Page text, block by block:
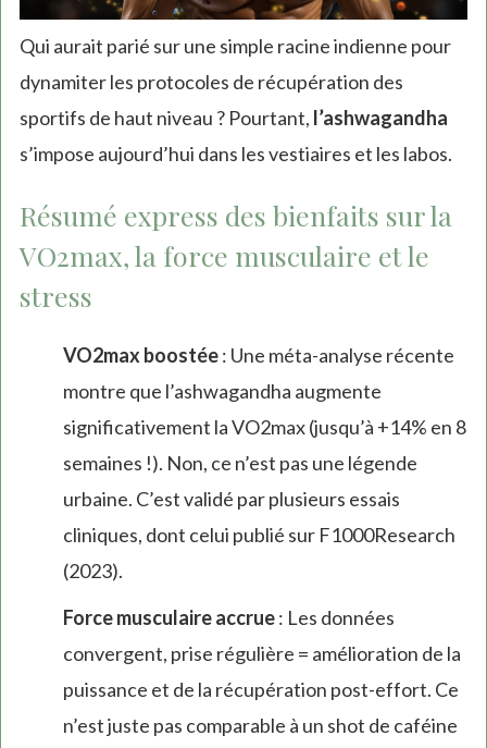
Qui aurait parié sur une simple racine indienne pour
dynamiter les protocoles de récupération des
sportifs de haut niveau ? Pourtant, l’ashwagandha
s’impose aujourd’hui dans les vestiaires et les labos.
Résumé express des bienfaits sur la
VO2max, la force musculaire et le
stress
VO2max boostée: Une méta-analyse récente
montre que l’ashwagandha augmente
significativement la VO2max (jusqu’à +14% en 8
semaines !). Non, ce n’est pas une légende
urbaine. C’est validé par plusieurs essais
cliniques, dont celui publié sur F1000Research
(2023).
Force musculaire accrue: Les données
convergent, prise régulière = amélioration de la
puissance et de la récupération post-effort. Ce
n’est juste pas comparable à un shot de caféine